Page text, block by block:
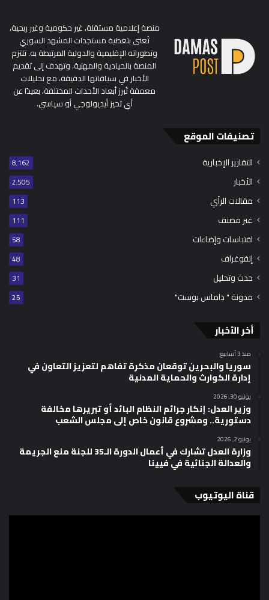
منصة إعلامية مستقلة، غير حكومية وغير ربحية،
تُعنى بتغطية مستجدات المشهد السوري
وتطوراته الإقليمية والدولية المرتبطة به. تلتزم
المنصة بالحيادية والمهنية، وتهدف إلى تقديم
الأخبار في سياقاتها الدقيقة، مع تحليلات
معمقة تُبرز أبعاد الأحداث المختلفة، بعيدًا عن
أي تحيز أيديولوجي أو سياسي.
تصنيفات الموقع
التقارير الإخبارية 8٬162
الأخبار 2٬505
مقالات الرأي 113
غير مصنف 111
اقتباسات وإضاءات 58
إنفوغراف 48
حدث وتحليل 31
مدونة " داماس بوست" 25
أخر الأخبار
منذ 3 أسابيع
سوريا والبحرين توقعان مذكرة تفاهم لتعزيز التعاون في
إدارة الكوارث والحماية المدنية
يونيو 30, 2026
وزير العدل: إنكار جرائم النظام البائد أو تبريرها مخالفة
دستورية.. ومشروع قانون خاص إلى مجلس الشعب
يونيو 2, 2026
وزارة العدل تشارك في أعمال الدورة الـ35 للجنة منع الجريمة
والعدالة الجنائية في فيينا
قناة اليوتيوب